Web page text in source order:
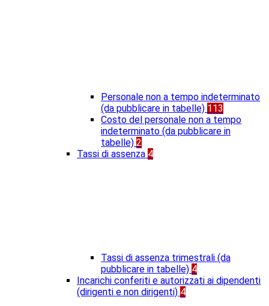
Personale non a tempo indeterminato
(da pubblicare in tabelle) 113
Costo del personale non a tempo
indeterminato (da pubblicare in
tabelle) 2
Tassi di assenza 4
Tassi di assenza trimestrali (da
pubblicare in tabelle) 4
Incarichi conferiti e autorizzati ai dipendenti
(dirigenti e non dirigenti) 4